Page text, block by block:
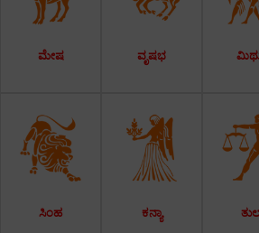
ಮೇಷ ವೃಷಭ
ಸಿಂಹ ಕನ್ಯಾ